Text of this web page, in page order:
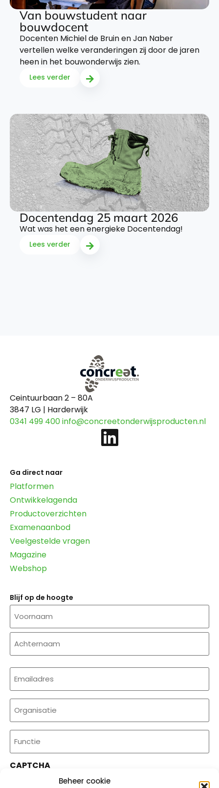
Beheer cookie
Van bouwstudent naar
bouwdocent
Docenten Michiel de Bruin en Jan Naber
vertellen welke veranderingen zij door de jaren
heen in het bouwonderwijs zien.
Lees verder
Docentendag 25 maart 2026
Wat was het een energieke Docentendag!
Lees verder
Ceintuurbaan 2 – 80A
3847 LG | Harderwijk
0341 499 400info@concreetonderwijsproducten.nl
Ga direct naar
Platformen
Ontwikkelagenda
Productoverzichten
Examenaanbod
Veelgestelde vragen
Magazine
Webshop
Blijf op de hoogte
Naam
E-
mailadres
Organisatie
Functie
CAPTCHA